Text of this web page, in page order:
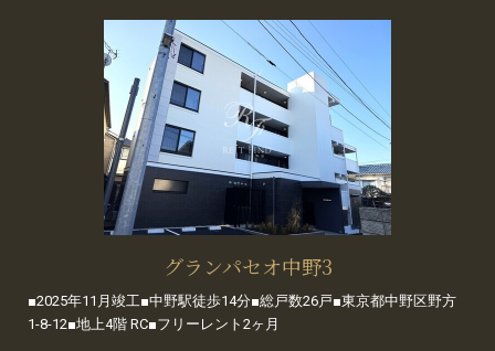
グランパセオ中野3
■2025年11月竣工■中野駅徒歩14分■総戸数26戸■東京都中野区野方
1-8-12■地上4階 RC■フリーレント2ヶ月